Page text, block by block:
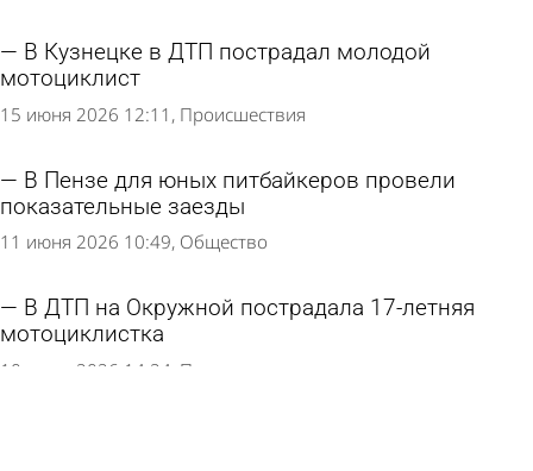
В Кузнецке в ДТП пострадал молодой
мотоциклист
15 июня 2026 12:11 Происшествия
В Пензе для юных питбайкеров провели
показательные заезды
11 июня 2026 10:49 Общество
В ДТП на Окружной пострадала 17-летняя
мотоциклистка
10 июня 2026 14:24 Происшествия